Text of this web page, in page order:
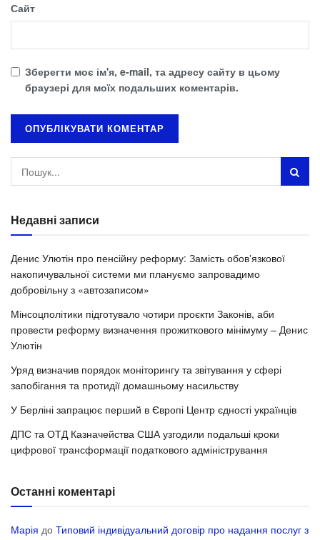
Сайт
Зберегти моє ім'я, e-mail, та адресу сайту в цьому
браузері для моїх подальших коментарів.
Недавні записи
Денис Улютін про пенсійну реформу: Замість обовʼязкової
накопичувальної системи ми плануємо запровадимо
добровільну з «автозаписом»
Мінсоцполітики підготувало чотири проєкти Законів, аби
провести реформу визначення прожиткового мінімуму – Денис
Улютін
Уряд визначив порядок моніторингу та звітування у сфері
запобігання та протидії домашньому насильству
У Берліні запрацює перший в Європі Центр єдності українців
ДПС та ОТД Казначейства США узгодили подальші кроки
цифрової трансформації податкового адміністрування
Останні коментарі
Марія до Типовий індивідуальний договір про надання послуг з